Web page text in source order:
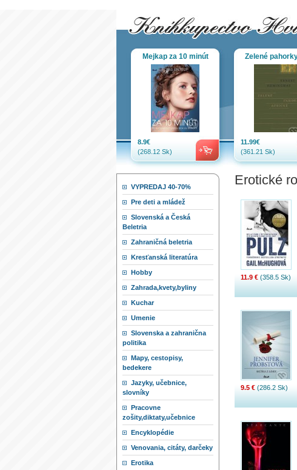
Mejkap za 10 minút
8.9€
(268.12 Sk)
Zelené
11.99€
(361.21 Sk)
VYPREDAJ 40-70%
Pre deti a mládež
Slovenská a Česká
Beletria
Zahraničná beletria
Kresťanská literatúra
Hobby
Zahrada,kvety,byliny
Kuchar
Umenie
Slovenska a zahranična
politika
Mapy, cestopisy,
bedekere
Jazyky, učebnice,
slovníky
Pracovne
zošity,diktaty,učebnice
Encyklopédie
Venovania, citáty, darčeky
Erotika
Erotické
11.9 € (358.5 Sk)
9.5 € (286.2 Sk)